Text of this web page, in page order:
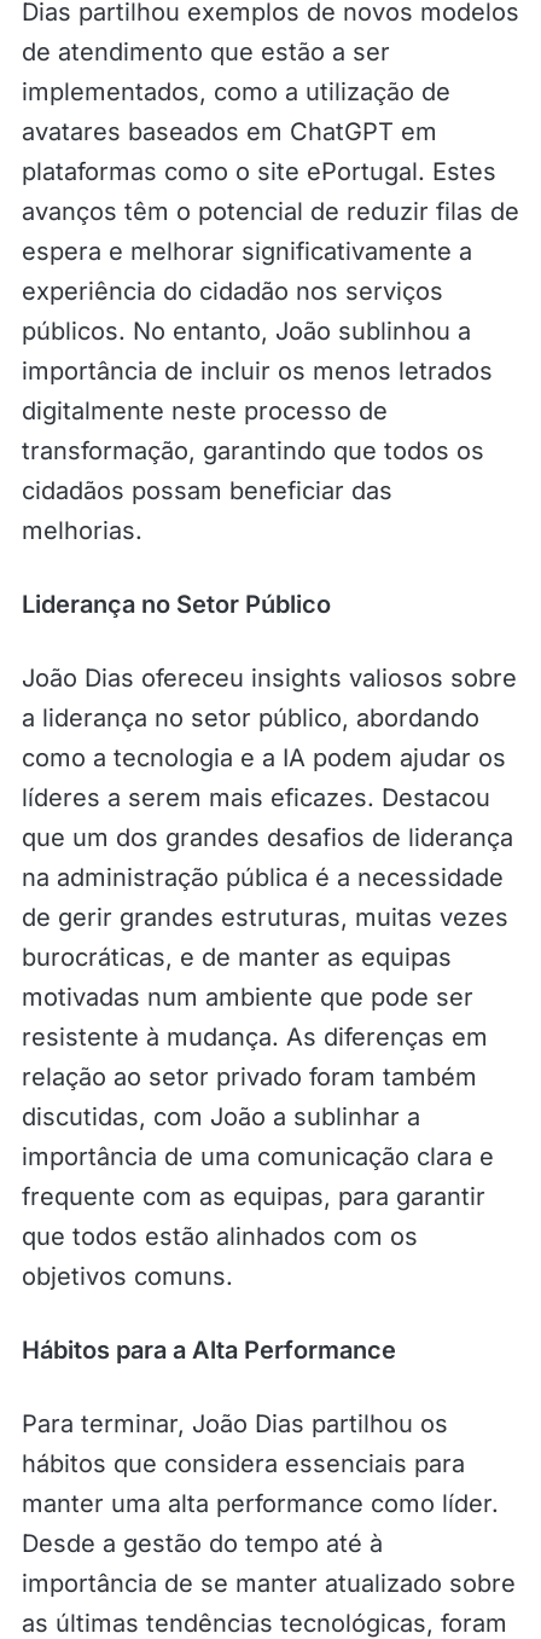
Dias partilhou exemplos de novos modelos
de atendimento que estão a ser
implementados, como a utilização de
avatares baseados em ChatGPT em
plataformas como o site ePortugal. Estes
avanços têm o potencial de reduzir filas de
espera e melhorar significativamente a
experiência do cidadão nos serviços
públicos. No entanto, João sublinhou a
importância de incluir os menos letrados
digitalmente neste processo de
transformação, garantindo que todos os
cidadãos possam beneficiar das
melhorias.
Liderança no Setor Público
João Dias ofereceu insights valiosos sobre
a liderança no setor público, abordando
como a tecnologia e a IA podem ajudar os
líderes a serem mais eficazes. Destacou
que um dos grandes desafios de liderança
na administração pública é a necessidade
de gerir grandes estruturas, muitas vezes
burocráticas, e de manter as equipas
motivadas num ambiente que pode ser
resistente à mudança. As diferenças em
relação ao setor privado foram também
discutidas, com João a sublinhar a
importância de uma comunicação clara e
frequente com as equipas, para garantir
que todos estão alinhados com os
objetivos comuns.
Hábitos para a Alta Performance
Para terminar, João Dias partilhou os
hábitos que considera essenciais para
manter uma alta performance como líder.
Desde a gestão do tempo até à
importância de se manter atualizado sobre
as últimas tendências tecnológicas, foram